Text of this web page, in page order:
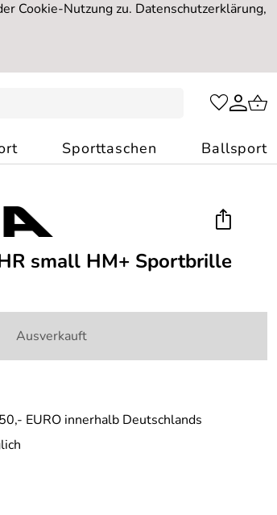
Cookie-Nutzung zu. Datenschutzerklärung,
Sporttaschen Ballsport
small HM+ Sportbrille
Ausverkauft
EURO innerhalb Deutschlands